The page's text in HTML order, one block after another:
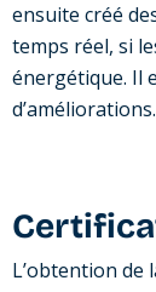
ensuite créé
temps réel, si
énergétique. Il
d’améliorations.
L’obtention de